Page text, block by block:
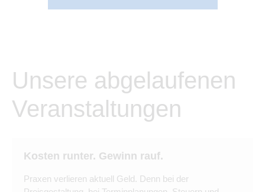
Unsere abgelaufenen
Veranstaltungen
Kosten runter. Gewinn rauf.
Praxen verlieren aktuell Geld. Denn bei der